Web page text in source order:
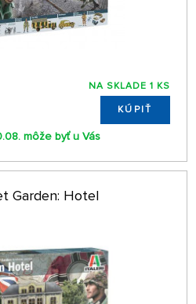
NA SKLADE 1 KS
KÚPIŤ
môže byť u Vás
Garden: Hotel